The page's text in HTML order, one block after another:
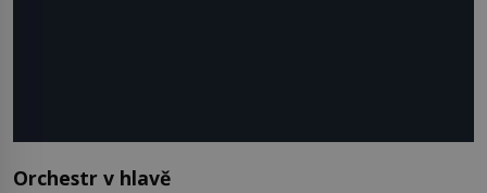
Orchestr v hlavě